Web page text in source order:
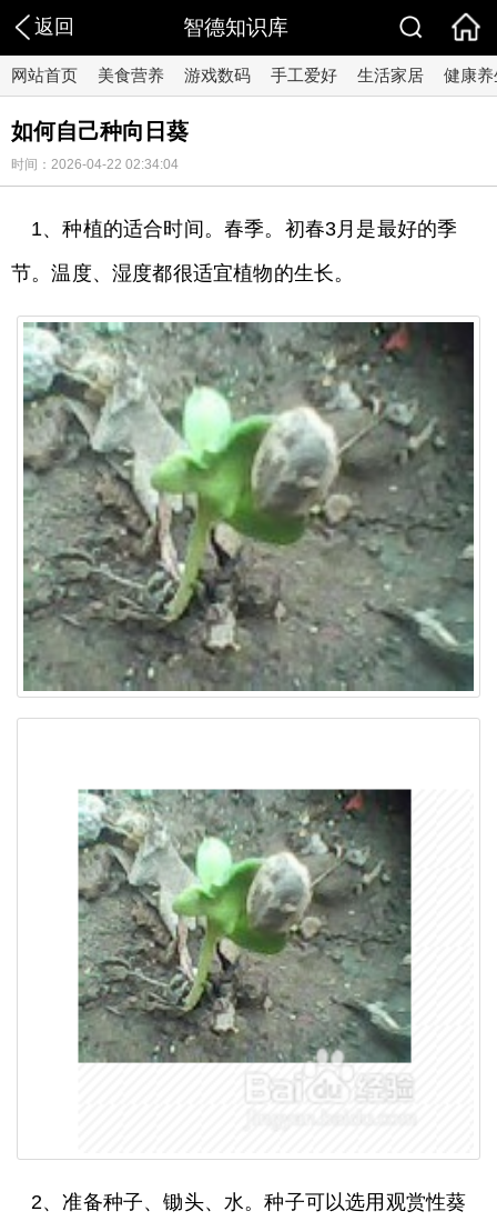
返回 智德知识库
网站首页 美食营养 游戏数码 手工爱好 生活家居 健康养
如何自己种向日葵
时间：2026-04-22 02:34:04
1、种植的适合时间。春季。初春3月是最好的季
节。温度、湿度都很适宜植物的生长。
2、准备种子、锄头、水。种子可以选用观赏性葵